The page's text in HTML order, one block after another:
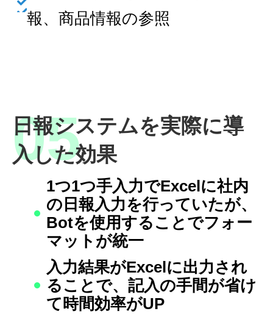
報、商品情報の参照
日報システムを実際に導
入した効果
1つ1つ手入力でExcelに社内
の日報入力を行っていたが、
Botを使用することでフォー
マットが統一
入力結果がExcelに出力され
ることで、記入の手間が省け
て時間効率がUP